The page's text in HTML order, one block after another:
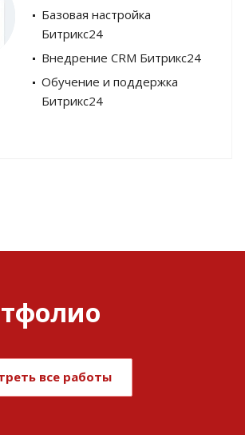
Базовая настройка
Битрикс24
Внедрение CRM Битрикс24
Обучение и поддержка
Битрикс24
все работы